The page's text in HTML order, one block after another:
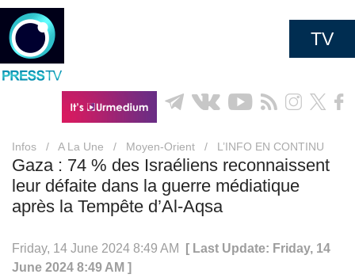
TV
Infos / A La Une / Moyen-Orient / L’INFO EN CONTINU
Gaza : 74 % des Israéliens reconnaissent
leur défaite dans la guerre médiatique
après la Tempête d’Al-Aqsa
Friday, 14 June 2024 8:49 AM
[ Last Update: Friday, 14
June 2024 8:49 AM ]